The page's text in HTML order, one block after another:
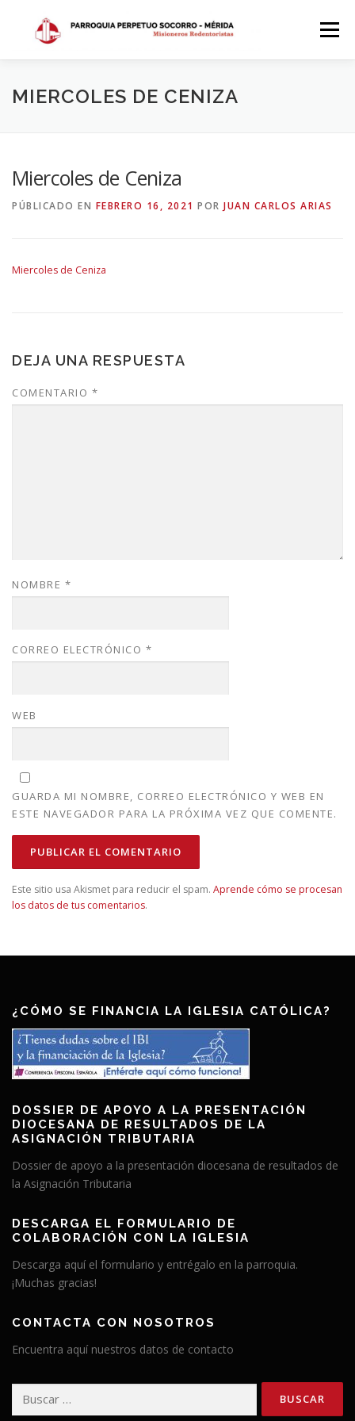
contenido
Menú
INICIO DÓNDE ESTAMOS HISTORIA
SACRAMENTOS CALENDARIO PARROQUIAL 2024
MIERCOLES DE CENIZA
Miercoles de Ceniza
PÚBLICADO EN FEBRERO 16, 2021 POR JUAN CARLOS ARIAS
Miercoles de Ceniza
DEJA UNA RESPUESTA
COMENTARIO *
NOMBRE *
CORREO ELECTRÓNICO *
WEB
GUARDA MI NOMBRE, CORREO ELECTRÓNICO Y WEB EN
ESTE NAVEGADOR PARA LA PRÓXIMA VEZ QUE COMENTE.
Este sitio usa Akismet para reducir el spam. Aprende cómo se procesan
los datos de tus comentarios.
¿CÓMO SE FINANCIA LA IGLESIA CATÓLICA?
DOSSIER DE APOYO A LA PRESENTACIÓN
DIOCESANA DE RESULTADOS DE LA
ASIGNACIÓN TRIBUTARIA
Dossier de apoyo a la presentación diocesana de resultados de
la Asignación Tributaria
DESCARGA EL FORMULARIO DE
COLABORACIÓN CON LA IGLESIA
Descarga aquí el formulario y entrégalo en la parroquia.
¡Muchas gracias!
CONTACTA CON NOSOTROS
Encuentra aquí nuestros datos de contacto